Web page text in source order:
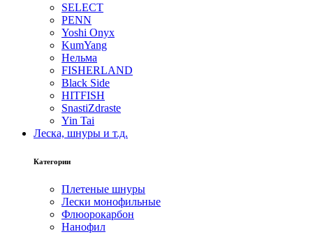
SELECT
PENN
Yoshi Onyx
KumYang
Нельма
FISHERLAND
Black Side
HITFISH
SnastiZdraste
Yin Tai
Леска, шнуры и т.д.
Категории
Плетеные шнуры
Лески монофильные
Флюорокарбон
Нанофил